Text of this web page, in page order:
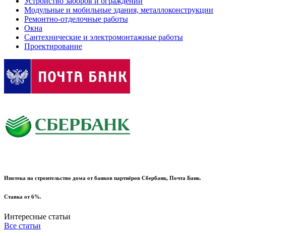
Модульные и мобильные здания, металлоконструкции
Ремонтно-отделочные работы
Окна
Сантехнические и электромонтажные работы
Проектирование
Ипотека на строительство дома от банков партнёров Сбербанк, Почта Банк.
Ставка от 6%.
Интересные статьи
Все статьи